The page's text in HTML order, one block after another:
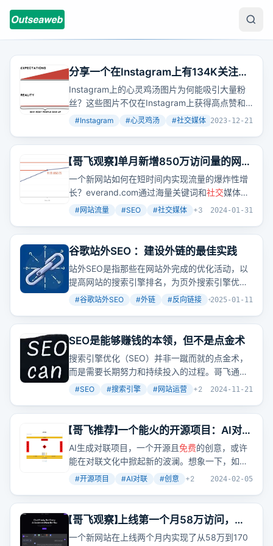
分享一个在Instagram上有134K关注的
心灵鸡汤账号，顺便请大家喝一些鸡汤
Instagram上的心灵鸡汤图片为何能吸引大量粉
丝？这些图片不仅在Instagram上获得高点赞和
回复，还启示我们产品内容的重复利用和社交 媒
性。
#Instagram #心灵鸡汤 #社交媒体 +2
2023-12-21
【哥飞观察】单月新增850万访问量的网站
是如何做到的？
一个新网站如何在短时间内实现流量的爆炸性增
长？everand.com通过海量关键词和社交媒体平
台Scribd的引流，实现了单月新增850万访问
#网站流量 #SEO #社交媒体 +3 2024-01-31
谷歌站外SEO ：建设外链的最佳实践
站外SEO是指那些在网站外完成的优化活动，以
提高网站的搜索引擎排名，为页外搜索引擎优化
建立反向链接、鼓励品牌搜索以及增加社交 媒体
你投信任票，当你获得越多的反向链接，意味着
你的内容受到越多人的信任，网站排名自然将受
到积极影响。
#谷歌站外SEO #外链 #反向链接 +5
2025-01-11
SEO是能够赚钱的本领，但不是点金术
搜索引擎优化（SEO）并非一蹴而就的点金术，
而是需要长期努力和持续投入的过程。哥飞通过
文章告诉我们，SEO的实质在于帮助搜索引擎完
#SEO #搜索引擎 #网站运营 +2 2024-11-21
【哥飞推荐】一个能火的开源项目：AI对
联、AI春联
AI生成对联项目，一个开源且免费的创意，或许
能在对联文化中掀起新的波澜。想象一下，如果
这个项目能够满足对联的平仄规则，并且允许用
#开源项目 #AI对联 #创意 +2 2024-02-05
【哥飞观察】上线第一个月58万访问，第
二个月170万访问的网站是如何做到的
一个新网站在上线两个月内实现了从58万到170